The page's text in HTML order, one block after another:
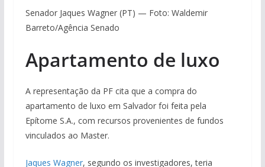
Senador Jaques Wagner (PT) — Foto: Waldemir
Barreto/Agência Senado
Apartamento de luxo
A representação da PF cita que a compra do
apartamento de luxo em Salvador foi feita pela
Epítome S.A., com recursos provenientes de fundos
vinculados ao Master.
Jaques Wagner, segundo os investigadores, teria